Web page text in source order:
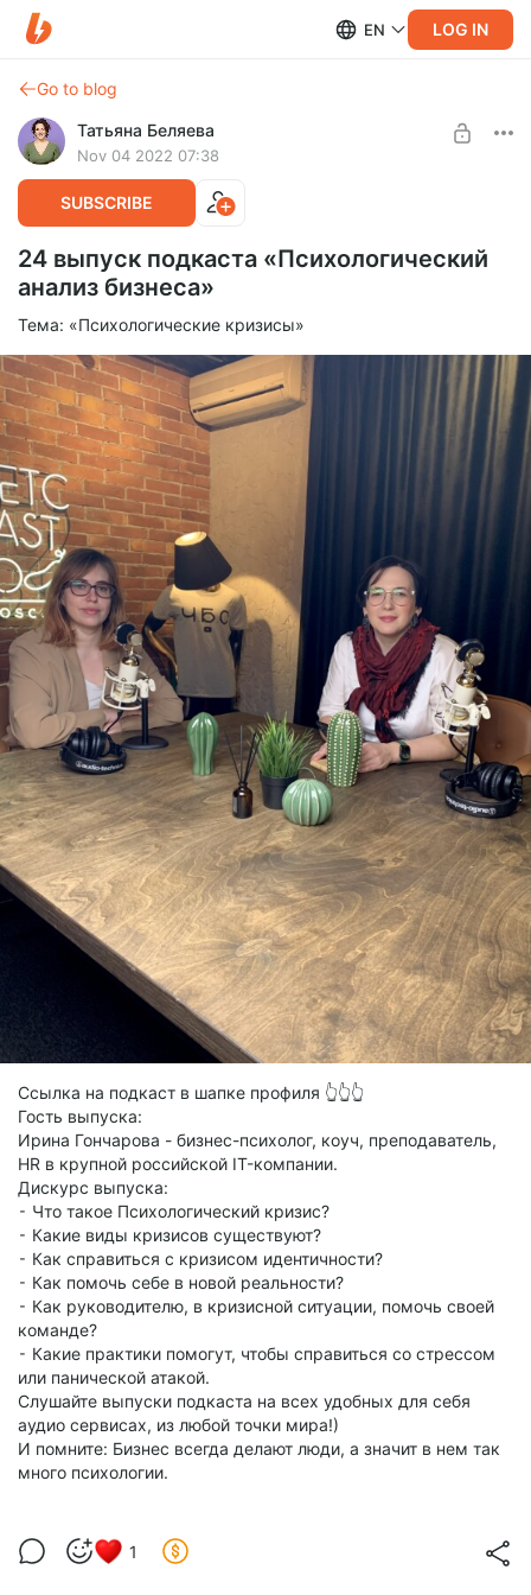
EN LOG IN
Go to blog
Татьяна Беляева
Nov 04 2022 07:38
SUBSCRIBE
24 выпуск подкаста «Психологический
анализ бизнеса»
Тема: «Психологические кризисы»
Ссылка на подкаст в шапке профиля 👆👆👆
Гость выпуска:
Ирина Гончарова - бизнес-психолог, коуч, преподаватель,
HR в крупной российской IT-компании.
Дискурс выпуска:
⁃ Что такое Психологический кризис?
⁃ Какие виды кризисов существуют?
⁃ Как справиться с кризисом идентичности?
⁃ Как помочь себе в новой реальности?
⁃ Как руководителю, в кризисной ситуации, помочь своей
команде?
⁃ Какие практики помогут, чтобы справиться со стрессом
или панической атакой.
Слушайте выпуски подкаста на всех удобных для себя
аудио сервисах, из любой точки мира!)
И помните: Бизнес всегда делают люди, а значит в нем так
много психологии.
1